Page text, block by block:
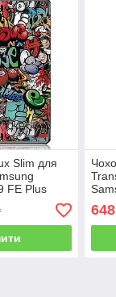
Slim для
FE Plus
X616)
FE
SM-
648